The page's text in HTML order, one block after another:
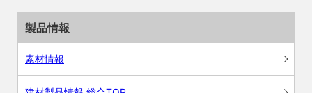
製品情報
素材情報